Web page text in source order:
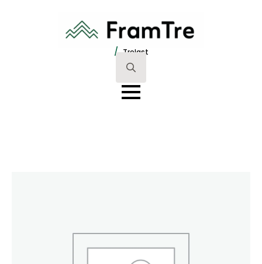
/ Trelast
Search
for: